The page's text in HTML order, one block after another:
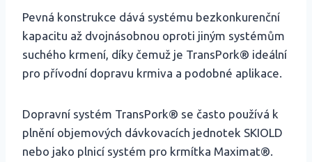
Pevná konstrukce dává systému bezkonkurenční
kapacitu až dvojnásobnou oproti jiným systémům
suchého krmení, díky čemuž je TransPork® ideální
pro přívodní dopravu krmiva a podobné aplikace.
Dopravní systém TransPork® se často používá k
plnění objemových dávkovacích jednotek SKIOLD
nebo jako plnicí systém pro krmítka Maximat®.